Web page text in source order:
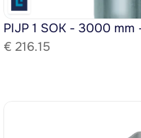
PIJP 1 SOK - 3000
€ 216.15